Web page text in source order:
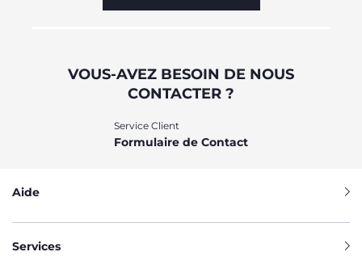
VOUS-AVEZ BESOIN DE NOUS
CONTACTER ?
Service Client
Formulaire de Contact
Aide
Services